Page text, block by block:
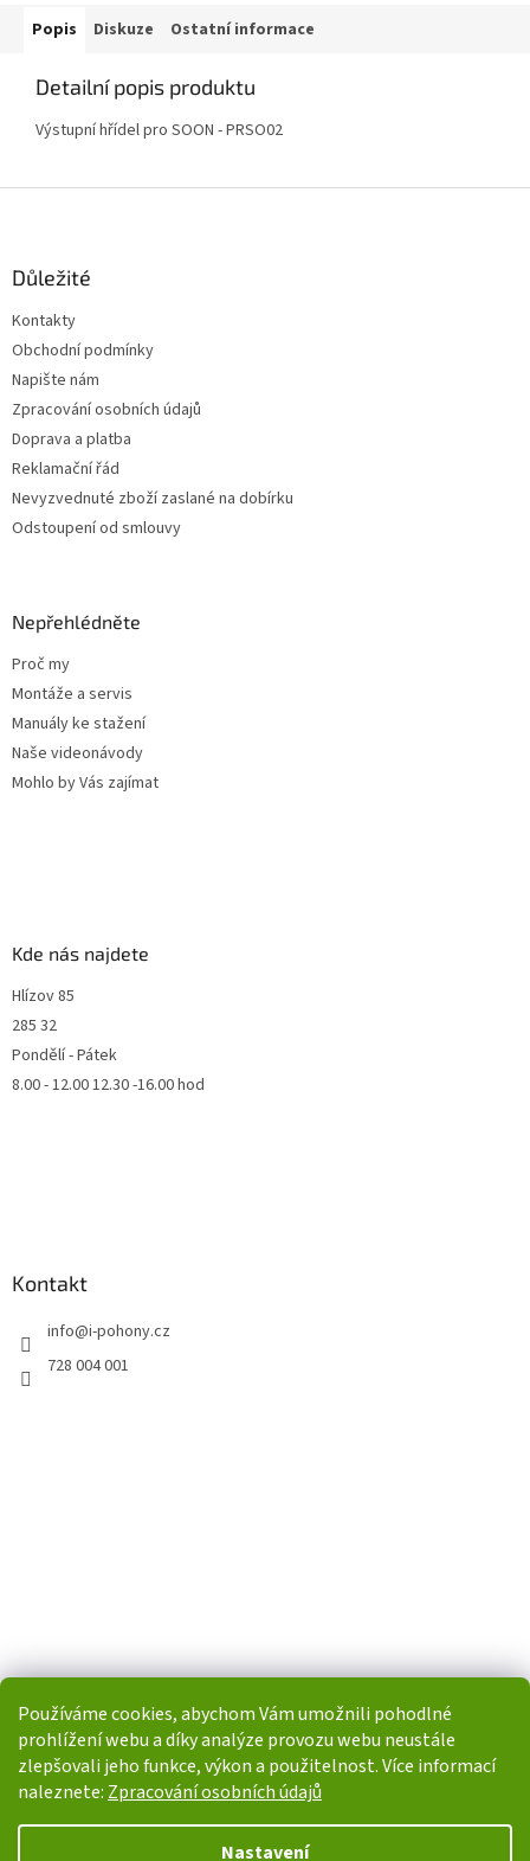
Používáme cookies, abychom Vám umožnili pohodlné
prohlížení webu a díky analýze provozu webu neustále
zlepšovali jeho funkce, výkon a použitelnost. Více informací
naleznete: Zpracování osobních údajů
Nastavení
Popis Diskuze Ostatní informace
Detailní popis produktu
Výstupní hřídel pro SOON - PRSO02
Důležité
Kontakty
Obchodní podmínky
Napište nám
Zpracování osobních údajů
Doprava a platba
Reklamační řád
Nevyzvednuté zboží zaslané na dobírku
Odstoupení od smlouvy
Nepřehlédněte
Proč my
Montáže a servis
Manuály ke stažení
Naše videonávody
Mohlo by Vás zajímat
Kde nás najdete
Hlízov 85
285 32
Pondělí - Pátek
8.00 - 12.00 12.30 -16.00 hod
Kontakt
info@i-pohony.cz
728 004 001